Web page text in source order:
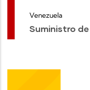
Venezuela
Suministro